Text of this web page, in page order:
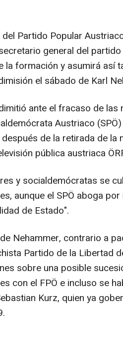
del Partido Popular
general del
la formación y asumirá así
el sábado de Karl
ante el fracaso de las
Austriaco
de la retirada de la
pública austriaca
y socialdemócratas se
aunque el SPÖ aboga
de Estado".
Nehammer, contrario a
Partido de la Libertad
sobre una posible
con el FPÖ e incluso se
Kurz, quien ya